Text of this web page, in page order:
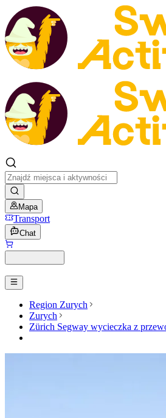
Mapa
Transport
Chat
Region Zurych
Zurych
Zürich Segway wycieczka z